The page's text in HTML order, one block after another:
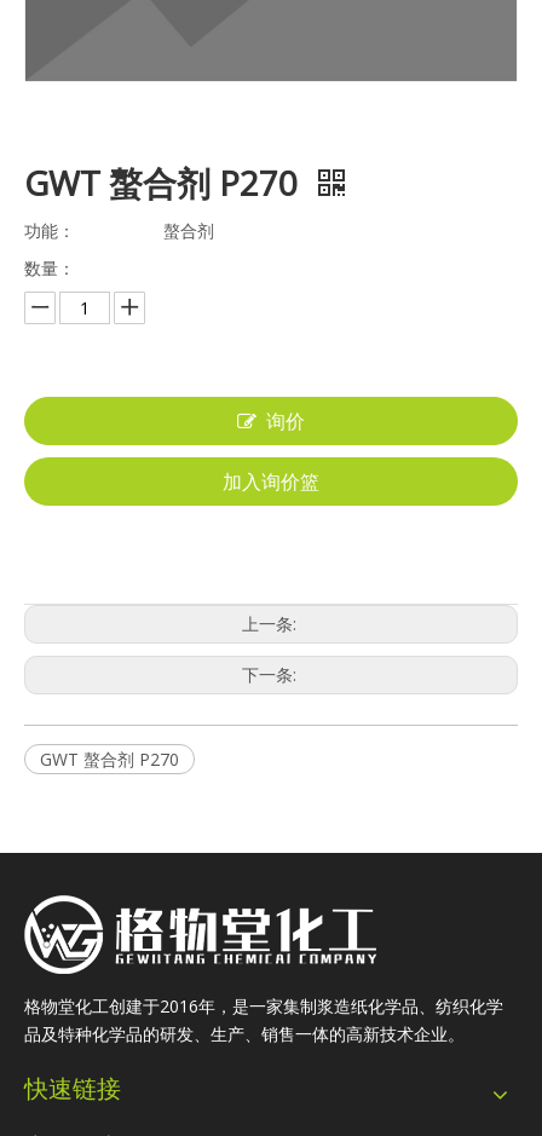
GWT 螯合剂 P270
功能：
螯合剂
数量：
询价
加入询价篮
上一条:
下一条:
GWT 螯合剂 P270
格物堂化工创建于2016年，是一家集制浆造纸化学品、纺织化学
品及特种化学品的研发、生产、销售一体的高新技术企业。
快速链接